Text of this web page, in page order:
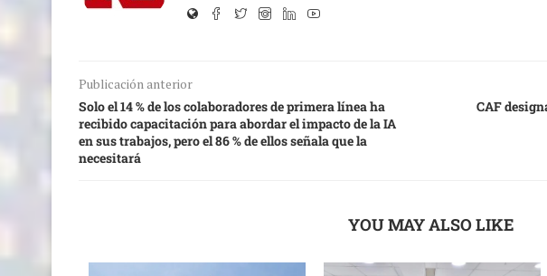
Publicación anterior
Solo el 14 % de los colaboradores de primera línea ha
recibido capacitación para abordar el impacto de la IA
en sus trabajos, pero el 86 % de ellos señala que la
necesitará
CAF
YOU MAY ALSO LIKE